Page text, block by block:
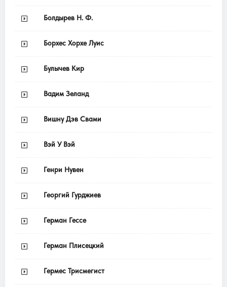
Болдырев Н. Ф.
Борхес Хорхе Луис
Булычев Кир
Вадим Зеланд
Вишну Дэв Свами
Вэй У Вэй
Генри Нувен
Георгий Гурджиев
Герман Гессе
Герман Плисецкий
Гермес Трисмегист